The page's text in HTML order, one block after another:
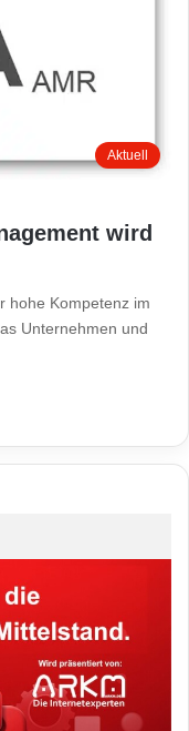
Aktuell
wird
hohe Kompetenz im
Unternehmen und